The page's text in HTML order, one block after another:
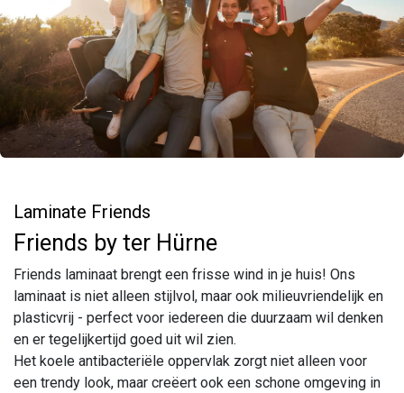
Laminate Friends
Friends by ter Hürne
Friends laminaat brengt een frisse wind in je huis! Ons
laminaat is niet alleen stijlvol, maar ook milieuvriendelijk en
plasticvrij - perfect voor iedereen die duurzaam wil denken
en er tegelijkertijd goed uit wil zien.
Het koele antibacteriële oppervlak zorgt niet alleen voor
een trendy look, maar creëert ook een schone omgeving in